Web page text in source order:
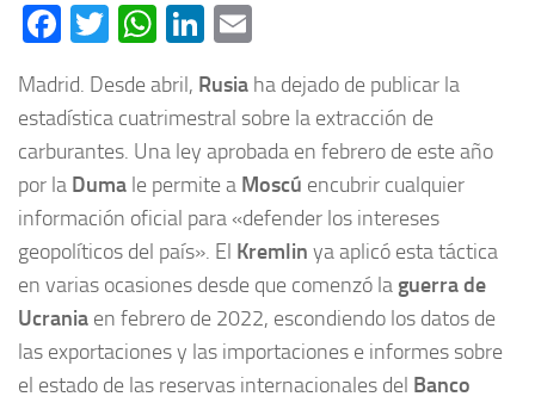
Facebook
Twitter
WhatsApp
LinkedIn
Madrid. Desde abril, Rusia ha dejado de publicar la
estadística cuatrimestral sobre la extracción de
carburantes. Una ley aprobada en febrero de este año
por la Duma le permite a Moscú encubrir cualquier
información oficial para «defender los intereses
geopolíticos del país». El Kremlin ya aplicó esta táctica
en varias ocasiones desde que comenzó la guerra de
Ucrania en febrero de 2022, escondiendo los datos de
las exportaciones y las importaciones e informes sobre
el estado de las reservas internacionales del Banco